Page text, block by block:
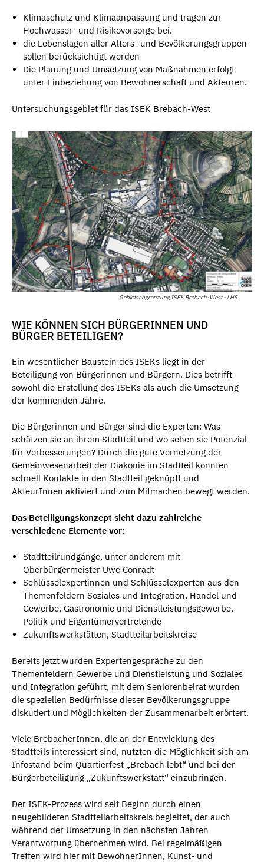
Klimaschutz und Klimaanpassung und tragen zur
Hochwasser- und Risikovorsorge bei.
die Lebenslagen aller Alters- und Bevölkerungsgruppen
sollen berücksichtigt werden
Die Planung und Umsetzung von Maßnahmen erfolgt
unter Einbeziehung von Bewohnerschaft und Akteuren.
Untersuchungsgebiet für das ISEK Brebach-West
Gebietsabgrenzung ISEK Brebach-West - LHS
WIE KÖNNEN SICH BÜRGERINNEN UND
BÜRGER BETEILIGEN?
Ein wesentlicher Baustein des ISEKs liegt in der
Beteiligung von Bürgerinnen und Bürgern. Dies betrifft
sowohl die Erstellung des ISEKs als auch die Umsetzung
der kommenden Jahre.
Die Bürgerinnen und Bürger sind die Experten: Was
schätzen sie an ihrem Stadtteil und wo sehen sie Potenzial
für Verbesserungen? Durch die gute Vernetzung der
Gemeinwesenarbeit der Diakonie im Stadtteil konnten
schnell Kontakte in den Stadtteil geknüpft und
AkteurInnen aktiviert und zum Mitmachen bewegt werden.
Das Beteiligungskonzept sieht dazu zahlreiche
verschiedene Elemente vor:
Stadtteilrundgänge, unter anderem mit
Oberbürgermeister Uwe Conradt
Schlüsselexpertinnen und Schlüsselexperten aus den
Themenfeldern Soziales und Integration, Handel und
Gewerbe, Gastronomie und Dienstleistungsgewerbe,
Politik und Eigentümervertretende
Zukunftswerkstätten, Stadtteilarbeitskreise
Bereits jetzt wurden Expertengespräche zu den
Themenfeldern Gewerbe und Dienstleistung und Soziales
und Integration geführt, mit dem Seniorenbeirat wurden
die speziellen Bedürfnisse dieser Bevölkerungsgruppe
diskutiert und Möglichkeiten der Zusammenarbeit erörtert.
Viele BrebacherInnen, die an der Entwicklung des
Stadtteils interessiert sind, nutzten die Möglichkeit sich am
Infostand beim Quartierfest „Brebach lebt“ und bei der
Bürgerbeteiligung „Zukunftswerkstatt“ einzubringen.
Der ISEK-Prozess wird seit Beginn durch einen
neugebildeten Stadtteilarbeitskreis begleitet, der auch
während der Umsetzung in den nächsten Jahren
Verantwortung übernehmen wird. Bei regelmäßigen
Treffen wird hier mit BewohnerInnen, Kunst- und